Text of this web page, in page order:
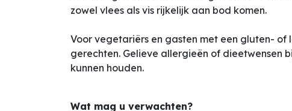
zowel vlees als vis rijkelijk aan bod komen.
Voor vegetariërs en gasten met een gluten-
gerechten. Gelieve allergieën of dieetwensen
kunnen houden.
Wat mag u verwachten?